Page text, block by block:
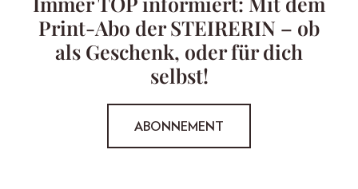
Print-Abo der STEIRERIN – ob
als Geschenk, oder für dich
selbst!
ABONNEMENT